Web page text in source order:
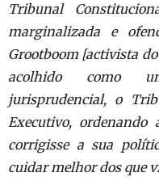
Tribunal
marginalizada e
Grootboom [activista
acolhido como
jurisprudencial, o
Executivo,
corrigisse a sua
cuidar melhor dos que